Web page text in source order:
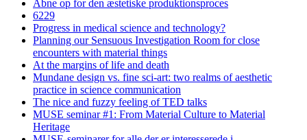
Åbne op for den æstetiske produktionsproces
6229
Progress in medical science and technology?
Planning our Sensuous Investigation Room for close
encounters with material things
At the margins of life and death
Mundane design vs. fine sci-art: two realms of aesthetic
practice in science communication
The nice and fuzzy feeling of TED talks
MUSE seminar #1: From Material Culture to Material
Heritage